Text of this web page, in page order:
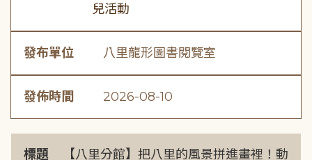
兒活動
發布單位 八里龍形圖書閱覽室
發佈時間 2026-08-10
標題
【八里分館】把八里的風景拼進畫裡！動